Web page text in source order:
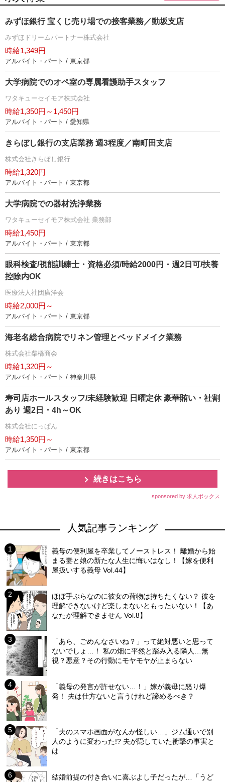
みずほ銀行 宝くじ売り場での接客業務／動坂支店
みずほドリームパートナー株式会社
時給1,349円
アルバイト・パート / 東京都
大学病院でのオペ室の専属看護助手スタッフ
ワタキューセイモア株式会社
時給1,350円～1,450円
アルバイト・パート / 愛知県
きらぼし銀行の支店業務 週3程度／南町田支店
株式会社きらぼし銀行
時給1,320円
アルバイト・パート / 東京都
大学病院での器材洗浄業務
ワタキューセイモア株式会社 業務部
時給1,450円
アルバイト・パート / 東京都
眼科検査/視能訓練士・資格必須/時給2000円・週2日可/扶養
控除内OK
医療法人社団廣洋会
時給2,000円～
アルバイト・パート / 東京都
海老名総合病院でリネン管理とベッドメイク業務
株式会社柴橋商会
時給1,320円～
アルバイト・パート / 神奈川県
寿司店ホールスタッフ/未経験歓迎 日曜定休 豪華賄い・社割
あり 週2日・4h～OK
株式会社にっぱん
時給1,350円～
アルバイト・パート / 東京都
続きはこちら
sponsored by 求人ボックス
人気記事ランキング
義母の便利屋を卒業してノーストレス！ 離婚から始
まる妻と娘の新たな人生に悔いはなし！【嫁を便利
屋扱いする義母 Vol.44】
ほぼ手ぶらなのに彼女の荷物は持ちたくない？ 彼を
理解できないけど楽しまないともったいない！【あ
なたが理解できません Vol.8】
「あら、ごめんなさいね？」って絶対悪いと思って
ないでしょ…！ 私の畑に平然と踏み入る隣人…無
視？悪意？その行動にモヤモヤが止まらない
「義母の発言が許せない…！」嫁が義母に怒り爆
発！ 夫は仕方ないと言うけれど諦めるべき？
「夫のスマホ画面がなんか怪しい…」ジム通いで別
人のように変わった!? 夫が隠していた衝撃の事実と
は
結婚前提の付き合いに喜ぶよし子だったが…「うど